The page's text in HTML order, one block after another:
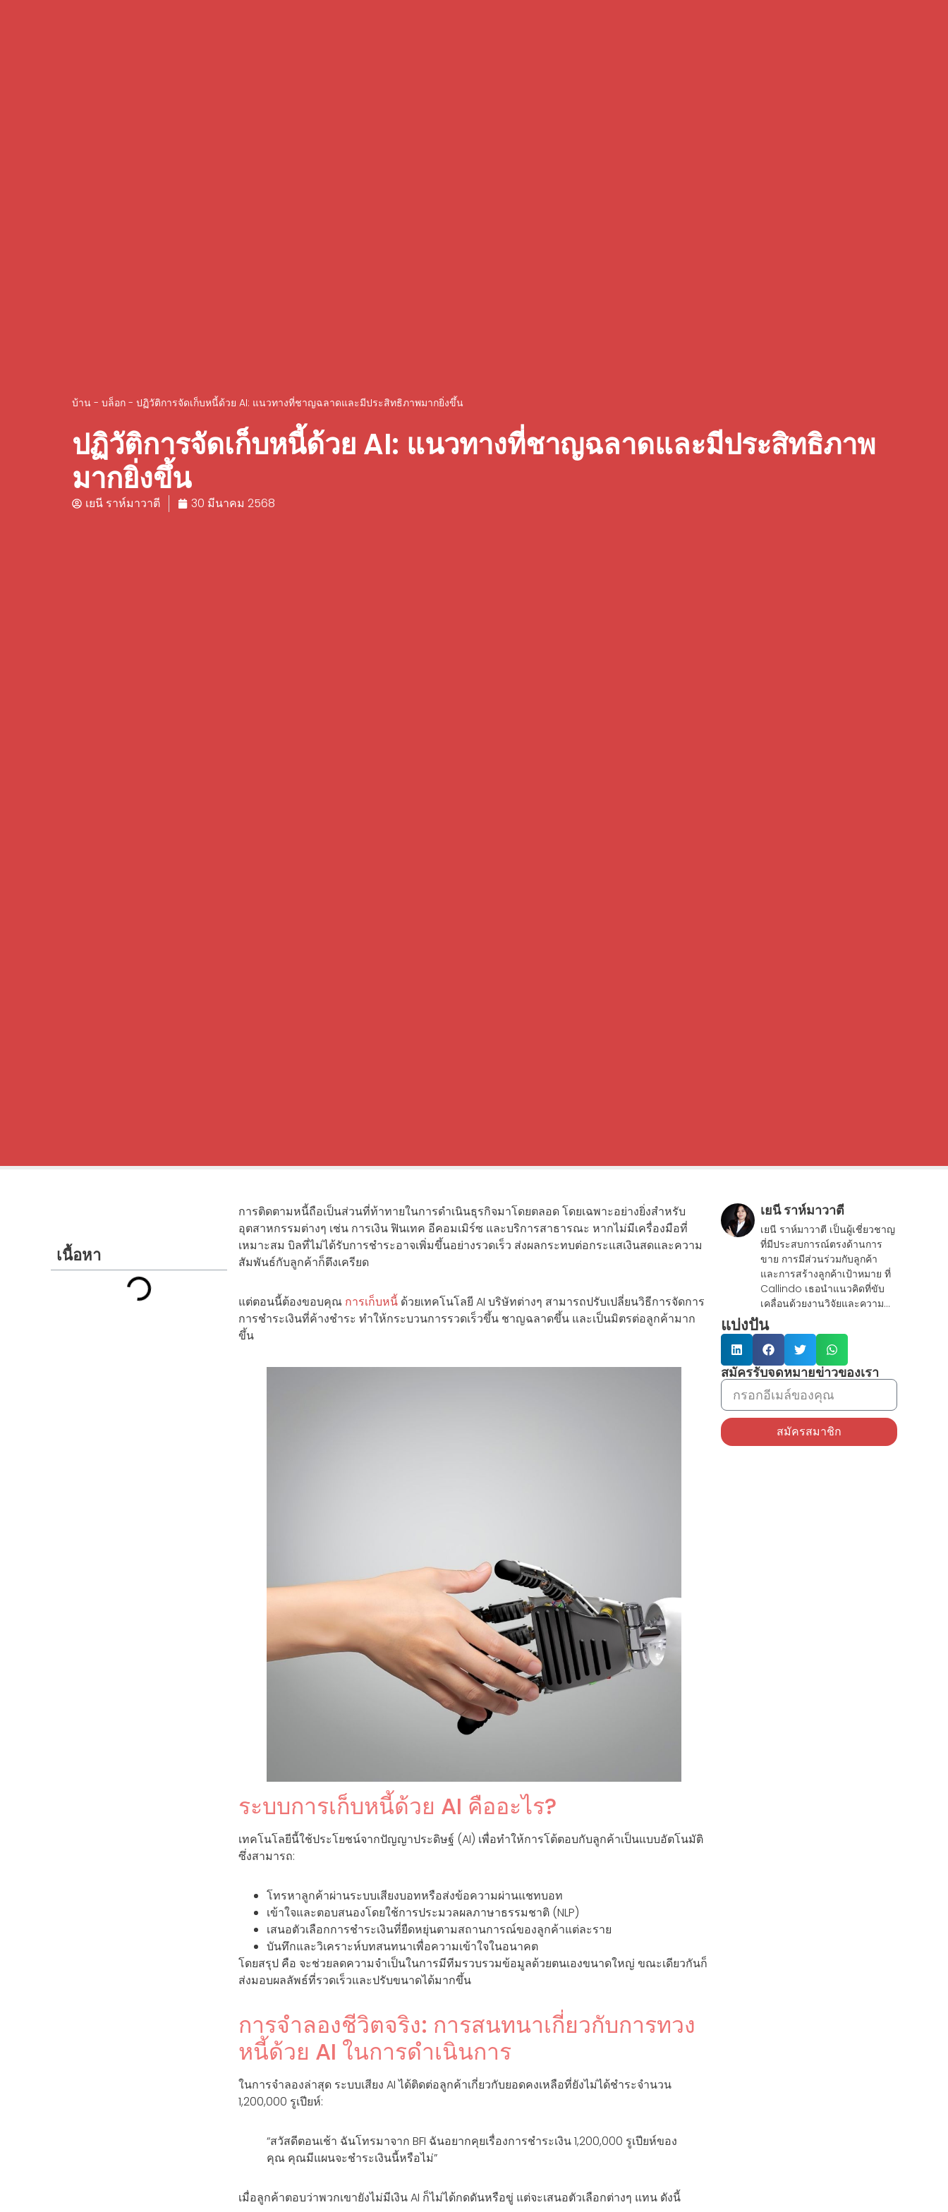
บ้าน - บล็อก - ปฏิวัติการจัดเก็บหนี้ด้วย AI: แนวทางที่ชาญฉลาดและมีประสิทธิภาพมากยิ่งขึ้น
ปฏิวัติการจัดเก็บหนี้ด้วย AI: แนวทางที่ชาญฉลาดและมีประสิทธิภาพ
มากยิ่งขึ้น
เยนี ราห์มาวาตี 30 มีนาคม 2568
เนื้อหา
การติดตามหนี้ถือเป็นส่วนที่ท้าทายในการดำเนินธุรกิจมาโดยตลอด โดยเฉพาะอย่างยิ่งสำหรับ
อุตสาหกรรมต่างๆ เช่น การเงิน ฟินเทค อีคอมเมิร์ซ และบริการสาธารณะ หากไม่มีเครื่องมือที่
เหมาะสม บิลที่ไม่ได้รับการชำระอาจเพิ่มขึ้นอย่างรวดเร็ว ส่งผลกระทบต่อกระแสเงินสดและความ
สัมพันธ์กับลูกค้าก็ตึงเครียด
แต่ตอนนี้ต้องขอบคุณ การเก็บหนี้ ด้วยเทคโนโลยี AI บริษัทต่างๆ สามารถปรับเปลี่ยนวิธีการจัดการ
การชำระเงินที่ค้างชำระ ทำให้กระบวนการรวดเร็วขึ้น ชาญฉลาดขึ้น และเป็นมิตรต่อลูกค้ามาก
ขึ้น
ระบบการเก็บหนี้ด้วย AI คืออะไร?
เทคโนโลยีนี้ใช้ประโยชน์จากปัญญาประดิษฐ์ (AI) เพื่อทำให้การโต้ตอบกับลูกค้าเป็นแบบอัตโนมัติ
ซึ่งสามารถ:
โทรหาลูกค้าผ่านระบบเสียงบอทหรือส่งข้อความผ่านแชทบอท
เข้าใจและตอบสนองโดยใช้การประมวลผลภาษาธรรมชาติ (NLP)
เสนอตัวเลือกการชำระเงินที่ยืดหยุ่นตามสถานการณ์ของลูกค้าแต่ละราย
บันทึกและวิเคราะห์บทสนทนาเพื่อความเข้าใจในอนาคต
โดยสรุป คือ จะช่วยลดความจำเป็นในการมีทีมรวบรวมข้อมูลด้วยตนเองขนาดใหญ่ ขณะเดียวกันก็
ส่งมอบผลลัพธ์ที่รวดเร็วและปรับขนาดได้มากขึ้น
การจำลองชีวิตจริง: การสนทนาเกี่ยวกับการทวง
หนี้ด้วย AI ในการดำเนินการ
ในการจำลองล่าสุด ระบบเสียง AI ได้ติดต่อลูกค้าเกี่ยวกับยอดคงเหลือที่ยังไม่ได้ชำระจำนวน
1,200,000 รูเปียห์:
“สวัสดีตอนเช้า ฉันโทรมาจาก BFI ฉันอยากคุยเรื่องการชำระเงิน 1,200,000 รูเปียห์ของ
คุณ คุณมีแผนจะชำระเงินนี้หรือไม่”
เมื่อลูกค้าตอบว่าพวกเขายังไม่มีเงิน AI ก็ไม่ได้กดดันหรือขู่ แต่จะเสนอตัวเลือกต่างๆ แทน ดังนี้
เยนี ราห์มาวาตี
เยนี ราห์มาวาตี เป็นผู้เชี่ยวชาญ
ที่มีประสบการณ์ตรงด้านการ
ขาย การมีส่วนร่วมกับลูกค้า
และการสร้างลูกค้าเป้าหมาย ที่
Callindo เธอนำแนวคิดที่ขับ
เคลื่อนด้วยงานวิจัยและความ
เชี่ยวชาญด้าน CRM มาถ่ายทอด
บทความเชิงลึกเกี่ยวกับ
ประสบการณ์ลูกค้า กลยุทธ์การ
ตลาดทางโทรศัพท์ และการ
เปลี่ยนแปลงทางดิจิทัล ด้วย
ประสบการณ์การสนับสนุนทีม
งานทั่วโลกที่ทำงานจากระยะ
ไกล เยนีจึงมีความเชี่ยวชาญใน
การเปลี่ยนข้อมูลที่ซับซ้อนให้
แบ่งปัน
สมัครรับจดหมายข่าวของเรา
สมัครสมาชิก